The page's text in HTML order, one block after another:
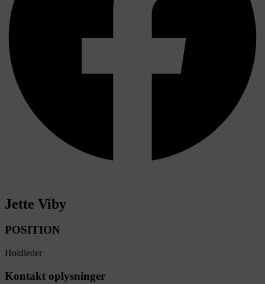
Jette Viby
POSITION
Holdleder
Kontakt oplysninger